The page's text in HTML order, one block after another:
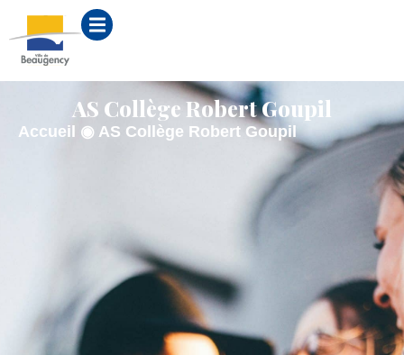
principal
AS Collège Robert Goupil
Accueil ◉ AS Collège Robert Goupil